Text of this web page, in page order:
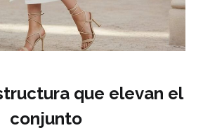
que elevan el
conjunto